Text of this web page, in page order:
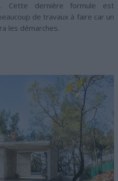
Cette dernière formule est
de travaux à faire car un
les démarches.